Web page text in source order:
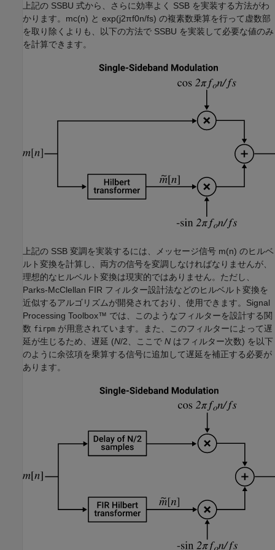
上記の SSBU 式から、さらに効率よく SSB を実装する方法がわ
かります。 mc(n) と exp(j2πf0n/fs) の複素数乗算を行って虚数部
を取り除くよりも、以下の方法で SSBU を実装して必要な値のみ
を計算できます。
上記の SSB 変調を実装するには、メッセージ信号 m(n) のヒルベ
ルト変換を計算し、両方の信号を変調しなければなりませんが、
理想的なヒルベルト変換は現実的ではありません。ただし、
Parks-McClellan FIR フィルター設計法などのヒルベルト変換を
近似するアルゴリズムが開発されており、使用できます。Signal
Processing Toolbox™ では、このようなフィルターを設計する関
数 firpm が用意されています。また、このフィルターによって遅
延が生じるため、遅延 (N/2、ここで N はフィルター次数) を以下
のように余弦項を乗算する信号に追加して遅延を補正する必要が
あります。